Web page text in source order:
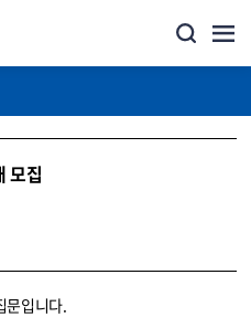
모집
문입니다.